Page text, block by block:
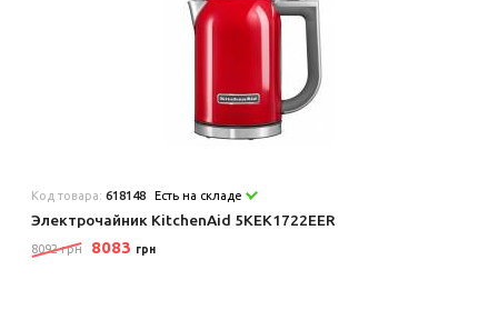
Код товара:618148 Есть на складе
Электрочайник KitchenAid 5KEK1722EER
8092 грн 8083 грн